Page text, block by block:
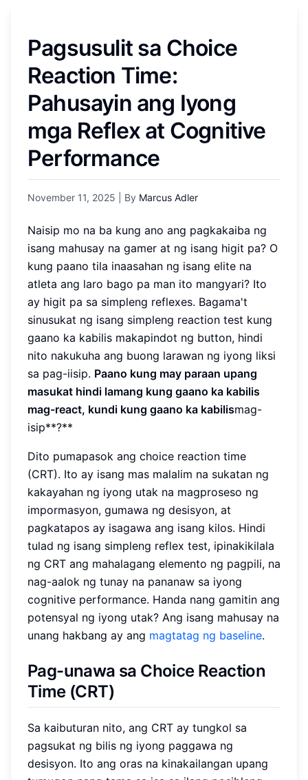
Pagsusulit sa Choice
Reaction Time:
Pahusayin ang Iyong
mga Reflex at Cognitive
Performance
November 11, 2025 | By Marcus Adler
Naisip mo na ba kung ano ang pagkakaiba ng
isang mahusay na gamer at ng isang higit pa? O
kung paano tila inaasahan ng isang elite na
atleta ang laro bago pa man ito mangyari? Ito
ay higit pa sa simpleng reflexes. Bagama't
sinusukat ng isang simpleng reaction test kung
gaano ka kabilis makapindot ng button, hindi
nito nakukuha ang buong larawan ng iyong liksi
sa pag-iisip. Paano kung may paraan upang
masukat hindi lamang kung gaano ka kabilis
mag-react, kundi kung gaano ka kabilismag-
isip**?**
Dito pumapasok ang choice reaction time
(CRT). Ito ay isang mas malalim na sukatan ng
kakayahan ng iyong utak na magproseso ng
impormasyon, gumawa ng desisyon, at
pagkatapos ay isagawa ang isang kilos. Hindi
tulad ng isang simpleng reflex test, ipinakikilala
ng CRT ang mahalagang elemento ng pagpili, na
nag-aalok ng tunay na pananaw sa iyong
cognitive performance. Handa nang gamitin ang
potensyal ng iyong utak? Ang isang mahusay na
unang hakbang ay ang magtatag ng baseline.
Pag-unawa sa Choice Reaction
Time (CRT)
Sa kaibuturan nito, ang CRT ay tungkol sa
pagsukat ng bilis ng iyong paggawa ng
desisyon. Ito ang oras na kinakailangan upang